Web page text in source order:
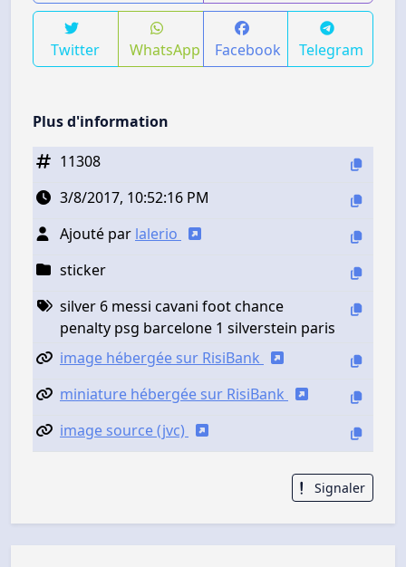
Twitter WhatsApp Facebook Telegram
Plus d'information
11308
3/8/2017, 10:52:16 PM
Ajouté par lalerio
sticker
silver 6 messi cavani foot chance
penalty psg barcelone 1 silverstein paris
image hébergée sur RisiBank
miniature hébergée sur RisiBank
image source (jvc)
Signaler